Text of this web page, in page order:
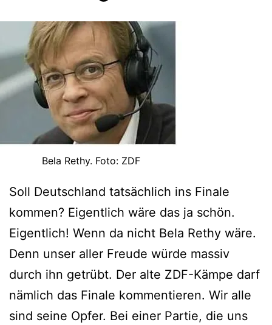
Bela Rethy. Foto: ZDF
Soll Deutschland tatsächlich ins Finale
kommen? Eigentlich wäre das ja schön.
Eigentlich! Wenn da nicht Bela Rethy wäre.
Denn unser aller Freude würde massiv
durch ihn getrübt. Der alte ZDF-Kämpe darf
nämlich das Finale kommentieren. Wir alle
sind seine Opfer. Bei einer Partie, die uns